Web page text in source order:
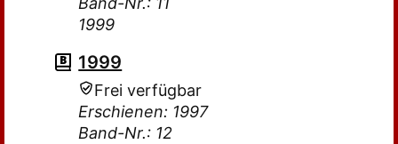
1999
1999
Frei verfügbar
Erschienen: 1997
Band-Nr.: 12